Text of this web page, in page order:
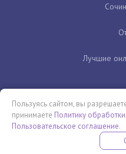
Лучшие
Бесплатная летняя
ПРОВЕДИ ЭТО ЛЕТО С
Пользуясь сайтом, вы
принимаете Политику
Пользовательское соглашение.